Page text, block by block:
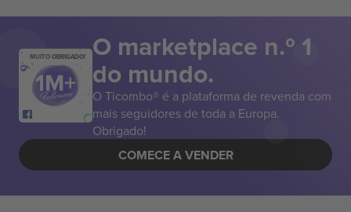
MUITO OBRIGADO! O marketplace n.º 1
do mundo.
O Ticombo® é a plataforma de revenda com
mais seguidores de toda a Europa.
Obrigado!
COMECE A VENDER